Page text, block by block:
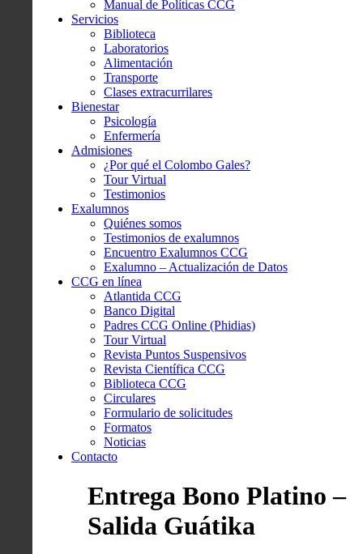
Manual de Políticas CCG
Servicios
Biblioteca
Laboratorios
Alimentación
Transporte
Clases extracurrilares
Bienestar
Psicología
Enfermería
Admisiones
¿Por qué el Colombo Gales?
Tour Virtual
Testimonios
Exalumnos
Quiénes somos
Testimonios de exalumnos
Encuentro Exalumnos CCG
Exalumno – Actualización de Datos
CCG en línea
Atlantida CCG
Banco Digital
Padres CCG Online (Phidias)
Tour Virtual
Revista Puntos Suspensivos
Revista Científica CCG
Biblioteca CCG
Circulares
Formulario de solicitudes
Formatos
Noticias
Contacto
Entrega Bono Platino –
Salida Guátika